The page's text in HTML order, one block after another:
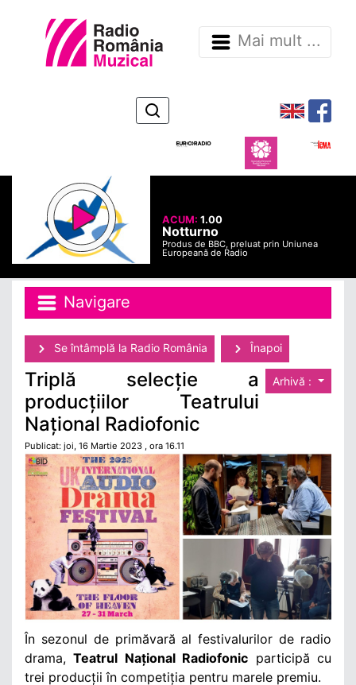
Mai mult ...
ACUM:1.00
Notturno
Produs de BBC, preluat prin Uniunea
Europeană de Radio
Navigare
Se întâmplă la Radio România Înapoi
Arhivă :
Triplă selecție a
producțiilor Teatrului
Național Radiofonic
Publicat: joi, 16 Martie 2023 , ora 16.11
În sezonul de primăvară al festivalurilor de radio
drama,Teatrul Național Radiofonic participă cu
trei producții în competiția pentru marele premiu.